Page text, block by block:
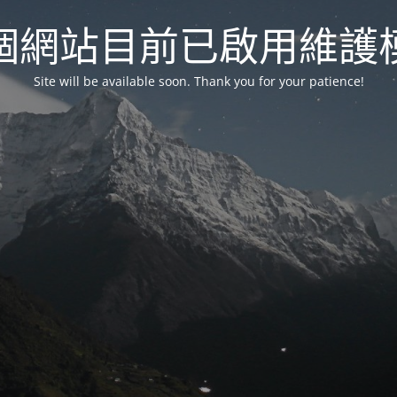
網站目前已啟用維護
Site will be available soon. Thank you for your patience!